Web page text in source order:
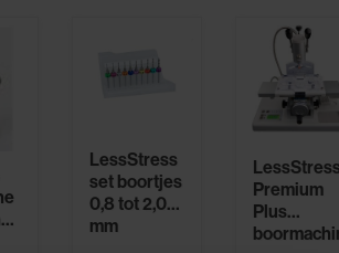
LessStress
set boortjes
0,8 tot 2,0
mm
Premium
Plus